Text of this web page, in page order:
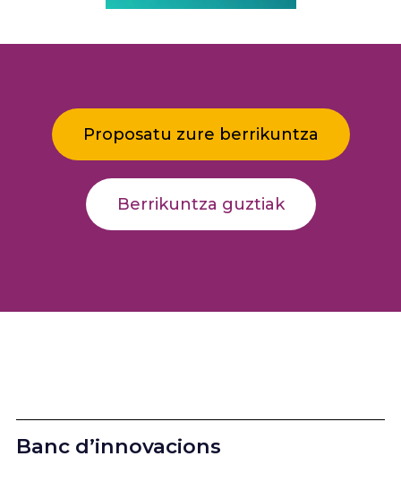
Proposatu zure berrikuntza
Berrikuntza guztiak
Banc d’innovacions